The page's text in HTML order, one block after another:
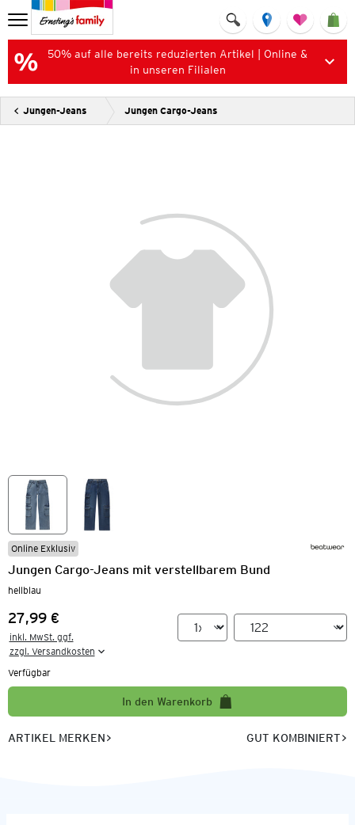
50% auf alle bereits reduzierten Artikel | Online &
in unseren Filialen
Jungen-Jeans Jungen Cargo-Jeans
Online Exklusiv
Jungen Cargo-Jeans mit verstellbarem Bund
hellblau
Preis:
27,99 €
inkl. MwSt. ggf.
zzgl. Versandkosten
Verfügbar
In den Warenkorb
ARTIKEL MERKEN GUT KOMBINIERT